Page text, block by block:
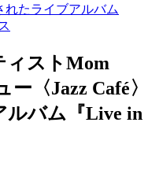
れたライブアルバム
ィストMom
〈Jazz Café〉
ルバム『Live in